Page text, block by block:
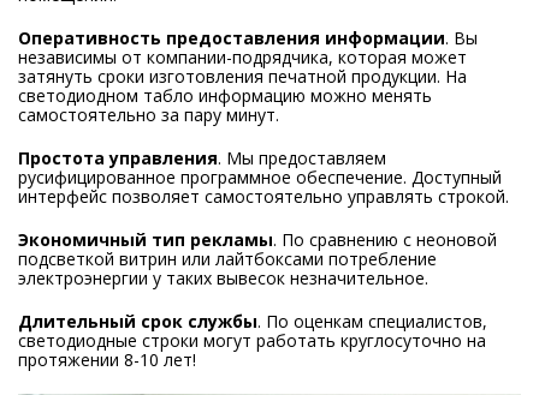
Оперативность предоставления информации. Вы
независимы от компании-подрядчика, которая может
затянуть сроки изготовления печатной продукции. На
светодиодном табло информацию можно менять
самостоятельно за пару минут.
Простота управления. Мы предоставляем
русифицированное программное обеспечение. Доступный
интерфейс позволяет самостоятельно управлять строкой.
Экономичный тип рекламы. По сравнению с неоновой
подсветкой витрин или лайтбоксами потребление
электроэнергии у таких вывесок незначительное.
Длительный срок службы. По оценкам специалистов,
светодиодные строки могут работать круглосуточно на
протяжении 8-10 лет!